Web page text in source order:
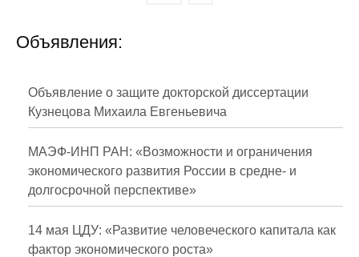
Объявления:
Объявление о защите докторской диссертации
Кузнецова Михаила Евгеньевича
МАЭФ-ИНП РАН: «Возможности и ограничения
экономического развития России в средне- и
долгосрочной перспективе»
14 мая ЦДУ: «Развитие человеческого капитала как
фактор экономического роста»